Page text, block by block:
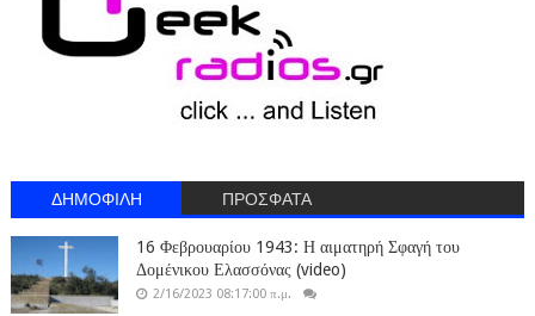
ΔΗΜΟΦΙΛΗ ΠΡΟΣΦΑΤΑ
16 Φεβρουαρίου 1943: Η αιματηρή Σφαγή του
Δομένικου Ελασσόνας (video)
2/16/2023 08:17:00 π.μ.